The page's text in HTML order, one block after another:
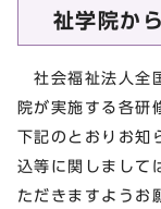
祉学院か
社会福祉法人全
院が実施する各研
下記のとおりお知
込等に関しまして
ただきますようお